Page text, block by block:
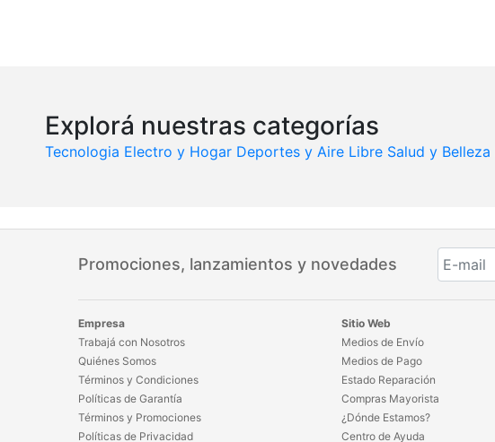
Explorá nuestras categorías
Tecnologia Electro y Hogar Deportes y Aire Libre Salud y Belleza
Promociones, lanzamientos y novedades
Empresa
Trabajá con Nosotros
Quiénes Somos
Términos y Condiciones
Políticas de Garantía
Términos y Promociones
Políticas de Privacidad
Sitio Web
Medios de Envío
Medios de Pago
Estado Reparación
Compras Mayorista
¿Dónde Estamos?
Centro de Ayuda